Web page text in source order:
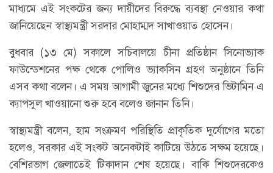
মাধ্যমে এই সংকটের জন্য দায়ীদের বিরুদ্ধে ব্যবস্থা নেওয়ার কথা
জানিয়েছেন স্বাস্থ্যমন্ত্রী সরদার মোহাম্মদ সাখাওয়াত হোসেন।
বুধবার (১৩ মে) সকালে সচিবালয়ে চীনা প্রতিষ্ঠান সিনোভ্যাক
ফাউন্ডেশনের পক্ষ থেকে পোলিও ভ্যাকসিন গ্রহণ অনুষ্ঠানে তিনি
এসব কথা বলেন। এ সময় আগামী জুনের মধ্যে শিশুদের ভিটামিন এ
ক্যাপসুল খাওয়ানো শুরু হবে বলেও জানান তিনি।
স্বাস্থ্যমন্ত্রী বলেন, হাম সংক্রমণ পরিস্থিতি প্রাকৃতিক দুর্যোগের মতো
হলেও, সরকার এই সংকট অনেকটাই কাটিয়ে উঠতে সক্ষম হয়েছে।
বেশিরভাগ জেলাতেই টিকাদান শেষ হয়েছে। বাকি শিশুদেরকেও